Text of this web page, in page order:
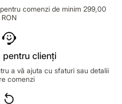
comenzi de minim 299,00
RON
pentru clienți
a vă ajuta cu sfaturi sau detalii
comenzi